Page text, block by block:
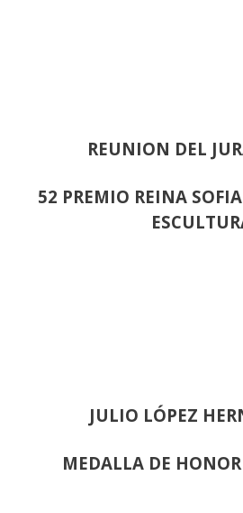
REUNION DEL
52 PREMIO REINA
JULIO LÓPEZ
MEDALLA DE